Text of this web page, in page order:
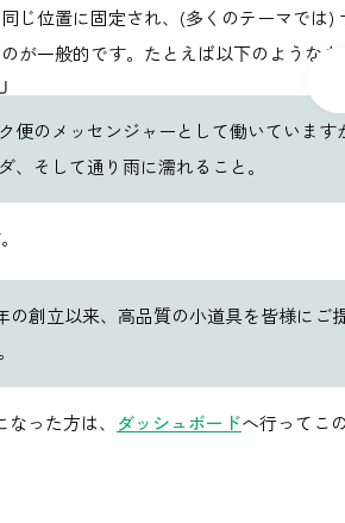
じ位置に固定され、(多くのテーマで
が一般的です。たとえば以下のようなも
便のメッセンジャーとして働いていま
、そして通り雨に濡れること。
の創立以来、高品質の小道具を皆様に
った方は、 ダッシュボードへ行ってこ